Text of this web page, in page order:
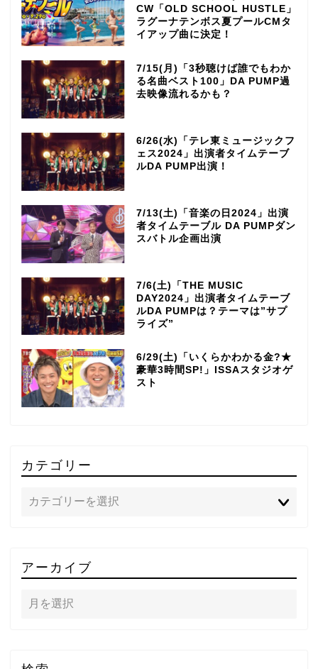
CW「OLD SCHOOL HUSTLE」
ラグーナテンボス夏プールCMタ
イアップ曲に決定！
7/15(月)「3秒聴けば誰でもわか
る名曲ベスト100」DA PUMP過
去映像流れるかも？
6/26(水)「テレ東ミュージックフ
ェス2024」出演者タイムテーブ
ルDA PUMP出演！
7/13(土)「音楽の日2024」出演
者タイムテーブル DA PUMPダン
スバトル企画出演
7/6(土)「THE MUSIC
DAY2024」出演者タイムテーブ
ルDA PUMPは？テーマは”サプ
ライズ”
6/29(土)「いくらかわかる金?★
豪華3時間SP!」ISSAスタジオゲ
スト
カテゴリー
アーカイブ